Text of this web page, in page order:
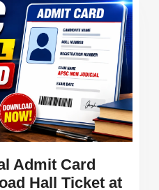
Admit Card
Hall Ticket at